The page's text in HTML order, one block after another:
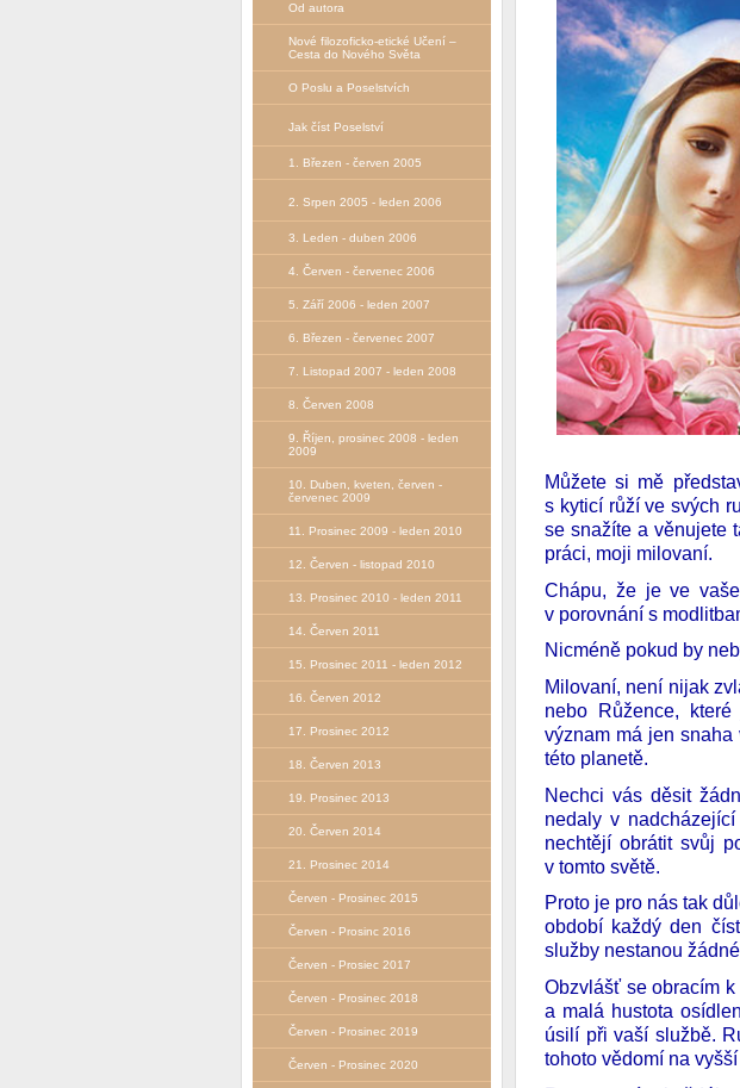
Od autora
Nové filozoficko-etické Učení –
Сesta do Nového Světa
O Poslu a Poselstvích
Jak číst Poselství
1. Březen - červen 2005
2. Srpen 2005 - leden 2006
3. Leden - duben 2006
4. Červen - červenec 2006
5. Září 2006 - leden 2007
6. Březen - červenec 2007
7. Listopad 2007 - leden 2008
8. Červen 2008
9. Říjen, prosinec 2008 - leden
2009
10. Duben, kveten, červen -
červenec 2009
11. Prosinec 2009 - leden 2010
12. Červen - listopad 2010
13. Prosinec 2010 - leden 2011
14. Červen 2011
15. Prosinec 2011 - leden 2012
16. Červen 2012
17. Prosinec 2012
18. Červen 2013
19. Prosinec 2013
20. Červen 2014
21. Prosinec 2014
Červen - Prosinec 2015
Červen - Prosinc 2016
Červen - Prosiec 2017
Červen - Prosinec 2018
Červen - Prosinec 2019
Červen - Prosinec 2020
Můžete si mě
s kyticí růží ve svých
se snažíte a věnujete
práci, moji milovaní.
Chápu, že je ve
v porovnání s
Nicméně pokud by
Milovaní, není nijak
nebo Růžence,
význam má jen
této planetě.
Nechci vás děsit
nedaly v
nechtějí obrátit svůj
v tomto světě.
Proto je pro nás tak
období každý den
služby nestanou
Obzvlášť se obracím
a malá hustota
úsilí při vaší službě.
tohoto vědomí na